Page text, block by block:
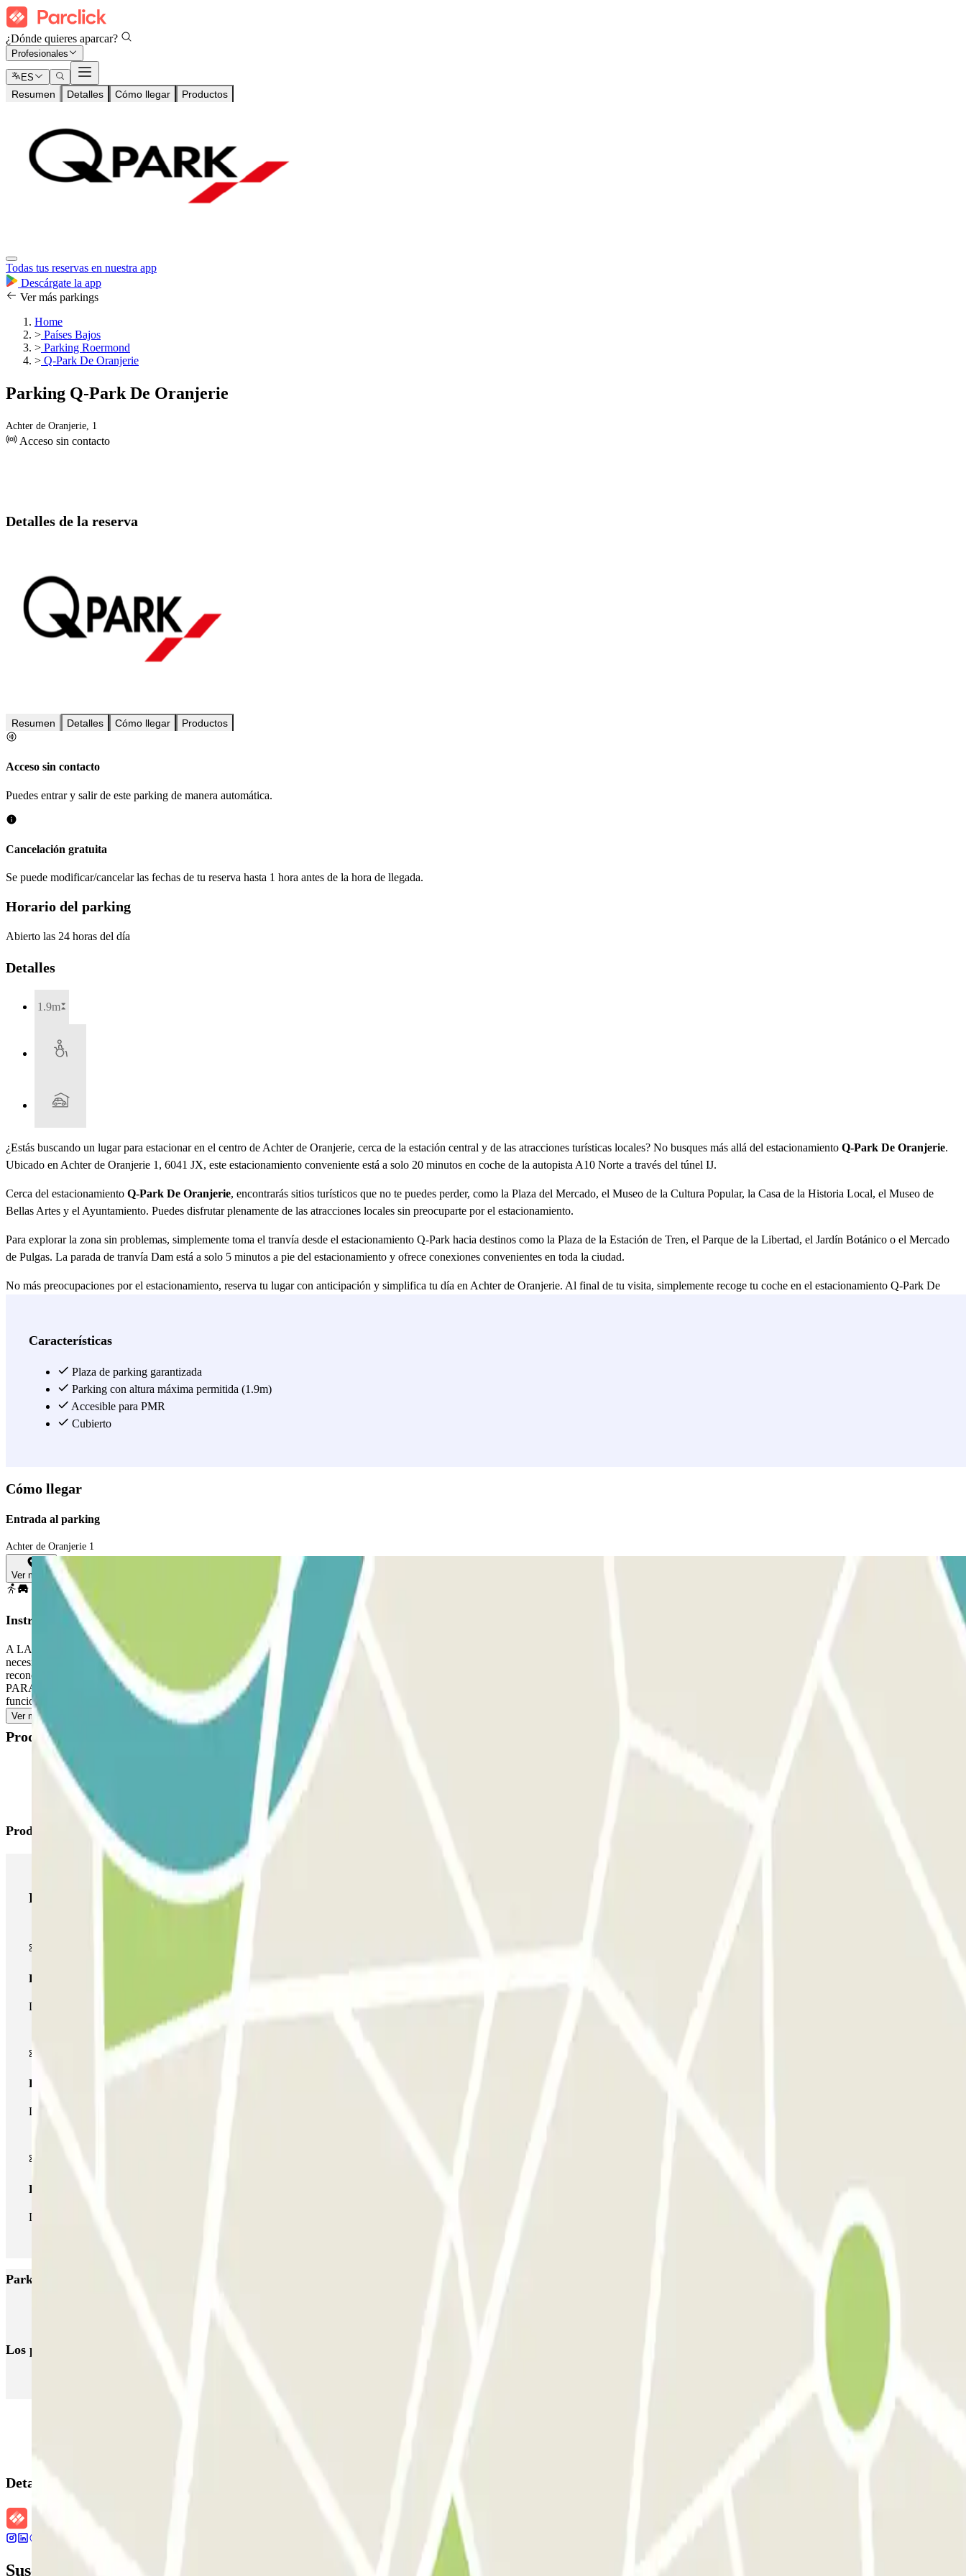
¿Dónde quieres aparcar?
Profesionales
ES
Resumen Detalles Cómo llegar Productos
Todas tus reservas en nuestra app
Descárgate la app
Ver más parkings
Home
> Países Bajos
> Parking Roermond
> Q-Park De Oranjerie
Parking Q-Park De Oranjerie
Achter de Oranjerie, 1
Acceso sin contacto
Detalles de la reserva
Resumen Detalles Cómo llegar Productos
Acceso sin contacto
Puedes entrar y salir de este parking de manera automática.
Cancelación gratuita
Se puede modificar/cancelar las fechas de tu reserva hasta 1 hora antes de la hora de llegada.
Horario del parking
Abierto las 24 horas del día
Detalles
1.9m
¿Estás buscando un lugar para estacionar en el centro de Achter de Oranjerie, cerca de la estación central y de las atracciones turísticas locales? No busques más allá del estacionamiento Q-Park De Oranjerie.
Ubicado en Achter de Oranjerie 1, 6041 JX, este estacionamiento conveniente está a solo 20 minutos en coche de la autopista A10 Norte a través del túnel IJ.
Cerca del estacionamiento Q-Park De Oranjerie, encontrarás sitios turísticos que no te puedes perder, como la Plaza del Mercado, el Museo de la Cultura Popular, la Casa de la Historia Local, el Museo de
Bellas Artes y el Ayuntamiento. Puedes disfrutar plenamente de las atracciones locales sin preocuparte por el estacionamiento.
Para explorar la zona sin problemas, simplemente toma el tranvía desde el estacionamiento Q-Park hacia destinos como la Plaza de la Estación de Tren, el Parque de la Libertad, el Jardín Botánico o el Mercado
de Pulgas. La parada de tranvía Dam está a solo 5 minutos a pie del estacionamiento y ofrece conexiones convenientes en toda la ciudad.
No más preocupaciones por el estacionamiento, reserva tu lugar con anticipación y simplifica tu día en Achter de Oranjerie. Al final de tu visita, simplemente recoge tu coche en el estacionamiento Q-Park De
Características
Plaza de parking garantizada
Parking con altura máxima permitida (1.9m)
Accesible para PMR
Cubierto
Cómo llegar
Entrada al parking
Achter de Oranjerie 1
Ver mapa
Instrucciones
A LA LLEGADA: Ingrese al estacionamiento. PARA ABRIR LA BARRERA: Acérquese a la barrera. El lector de placas de matrícula reconocerá su vehículo y la barrera se abrirá automáticamente sin
necesidad de presionar ningún botón. Estacione en cualquier lugar disponible. SI LA BARRERA NO SE ABRE: USE EL CÓDIGO QR RECIBIDO EN SU CORREO DE CONFIRMACIÓN: Si el lector no
reconoce su placa de matrícula, acerque el código QR al lector. Si aún no funciona, llame directamente al interfono. Cargue su código QR con antelación, según la cobertura de red, dentro del estacionamiento.
PARA SALIR: Acérquese a la barrera. El lector de placas de matrícula reconocerá su vehículo y la barrera se abrirá automáticamente sin necesidad de presionar ningún botón. Si la lectura de la placa no
funciona, escanee el código QR en el terminal de salida. La reserva siempre permite entradas y salidas múltiples.
Ver más
Productos disponibles
Productos de Parclick
Productos de Parclick
Pase básico
Durante tu estancia podrás entrar y salir una única vez al parking
Pase multiparking
Durante tu estancia podrás hacer uso de toda la red de parkings de este operador disponibles en Parclick.
Pase ilimitado
Durante tu estancia podrás entrar y salir del parking todas las veces que quieras.
Parkings más valorados en Roermond
Los parkings
Detalles de la reserva
Suscríbete a nuestra newsletter y entérate de descuentos, sorteos y otras muchas sorpresas.